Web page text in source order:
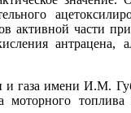
активной части
антрацена,
газа имени И.М.
моторного